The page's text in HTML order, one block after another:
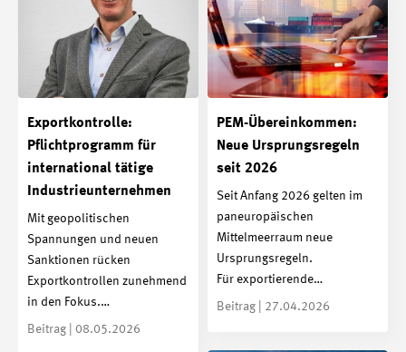
Exportkontrolle:
Pflichtprogramm für
international tätige
Industrieunternehmen
Mit geopolitischen
Spannungen und neuen
Sanktionen rücken
Exportkontrollen zunehmend
in den Fokus.…
Beitrag | 08.05.2026
PEM-Übereinkommen:
Neue Ursprungsregeln
seit 2026
Seit Anfang 2026 gelten im
paneuropäischen
Mittelmeerraum neue
Ursprungsregeln.
Für exportierende…
Beitrag | 27.04.2026